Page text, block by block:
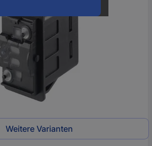
Weitere Varianten